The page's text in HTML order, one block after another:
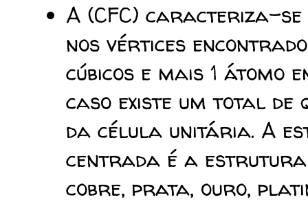
A (CFC) caracteriza-se
nos vértices
cúbicos e mais 1 átomo
caso existe um total
da célula unitária. A
centrada é a estrutura
cobre, prata, ouro,